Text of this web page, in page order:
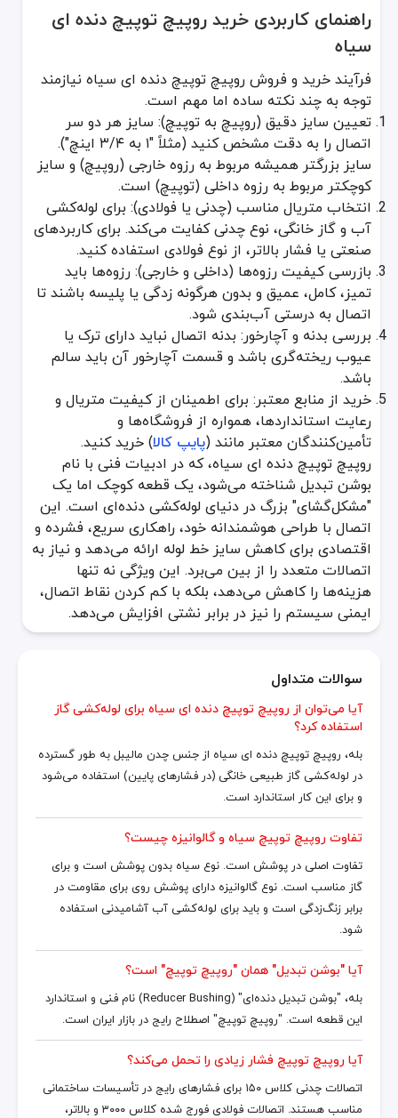
راهنمای کاربردی خرید روپیچ توپیچ دنده ای
سیاه
فرآیند خرید و فروش روپیچ توپیچ دنده ای سیاه نیازمند
توجه به چند نکته ساده اما مهم است.
تعیین سایز دقیق (روپیچ به توپیچ): سایز هر دو سر
اتصال را به دقت مشخص کنید (مثلاً "۱ به ۳/۴ اینچ").
سایز بزرگتر همیشه مربوط به رزوه خارجی (روپیچ) و سایز
کوچکتر مربوط به رزوه داخلی (توپیچ) است.
انتخاب متریال مناسب (چدنی یا فولادی): برای لوله‌کشی
آب و گاز خانگی، نوع چدنی کفایت می‌کند. برای کاربردهای
صنعتی یا فشار بالاتر، از نوع فولادی استفاده کنید.
بازرسی کیفیت رزوه‌ها (داخلی و خارجی): رزوه‌ها باید
تمیز، کامل، عمیق و بدون هرگونه زدگی یا پلیسه باشند تا
اتصال به درستی آب‌بندی شود.
بررسی بدنه و آچارخور: بدنه اتصال نباید دارای ترک یا
عیوب ریخته‌گری باشد و قسمت آچارخور آن باید سالم
باشد.
خرید از منابع معتبر: برای اطمینان از کیفیت متریال و
رعایت استانداردها، همواره از فروشگاه‌ها و
تأمین‌کنندگان معتبر مانند (پایپ کالا) خرید کنید.
روپیچ توپیچ دنده ای سیاه، که در ادبیات فنی با نام
بوشن تبدیل شناخته می‌شود، یک قطعه کوچک اما یک
"مشکل‌گشای" بزرگ در دنیای لوله‌کشی دنده‌ای است. این
اتصال با طراحی هوشمندانه خود، راهکاری سریع، فشرده و
اقتصادی برای کاهش سایز خط لوله ارائه می‌دهد و نیاز به
اتصالات متعدد را از بین می‌برد. این ویژگی نه تنها
هزینه‌ها را کاهش می‌دهد، بلکه با کم کردن نقاط اتصال،
ایمنی سیستم را نیز در برابر نشتی افزایش می‌دهد.
سوالات متداول
آیا می‌توان از روپیچ توپیچ دنده ای سیاه برای لوله‌کشی گاز
استفاده کرد؟
بله، روپیچ توپیچ دنده ای سیاه از جنس چدن مالیبل به طور گسترده
در لوله‌کشی گاز طبیعی خانگی (در فشارهای پایین) استفاده می‌شود
و برای این کار استاندارد است.
تفاوت روپیچ توپیچ سیاه و گالوانیزه چیست؟
تفاوت اصلی در پوشش است. نوع سیاه بدون پوشش است و برای
گاز مناسب است. نوع گالوانیزه دارای پوشش روی برای مقاومت در
برابر زنگ‌زدگی است و باید برای لوله‌کشی آب آشامیدنی استفاده
شود.
آیا "بوشن تبدیل" همان "روپیچ توپیچ" است؟
بله، "بوشن تبدیل دنده‌ای" (Reducer Bushing) نام فنی و استاندارد
این قطعه است. "روپیچ توپیچ" اصطلاح رایج در بازار ایران است.
آیا روپیچ توپیچ فشار زیادی را تحمل می‌کند؟
اتصالات چدنی کلاس ۱۵۰ برای فشارهای رایج در تأسیسات ساختمانی
مناسب هستند. اتصالات فولادی فورج شده کلاس ۳۰۰۰ و بالاتر،